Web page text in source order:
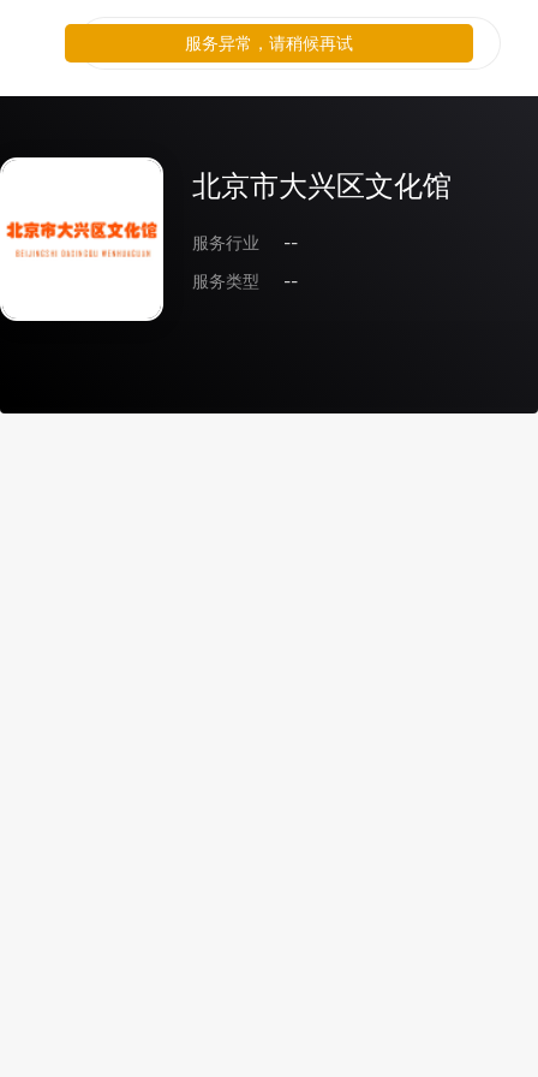
北京市大兴区文化馆
服务行业
--
服务类型
--
服务异常，请稍候再试